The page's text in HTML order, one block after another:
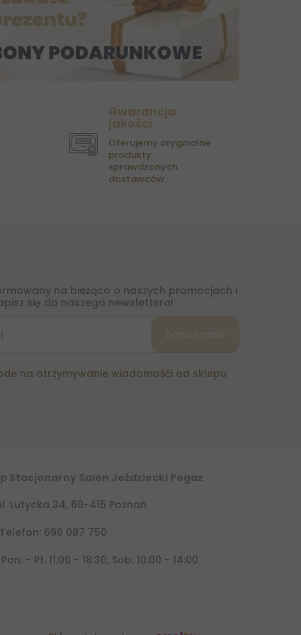
Gwarancja
jakości
Oferujemy oryginalne
produkty
sprawdzonych
dostawców.
na bieżąco o naszych promocjach i
się do naszego newslettera!
na otrzymywanie wiadomośći od sklepu
Stacjonarny Salon Jeździecki Pegaz
Lutycka 34, 60-415 Poznań
Telefon: 696 087 750
Pon. - Pt. 11:00 - 18:30, Sob. 10:00 - 14:00